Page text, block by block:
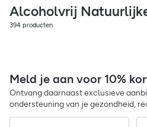
Alcoholvrij
394 producten
Meld je aan voor 10%
Ontvang daarnaast exclusieve
ondersteuning van je gezondheid,